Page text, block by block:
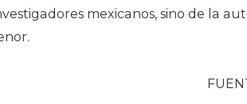
mexicanos, sino de la